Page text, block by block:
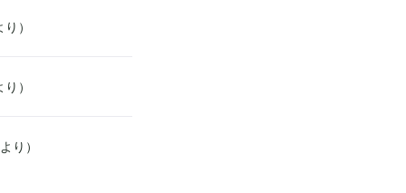
）
）
り）